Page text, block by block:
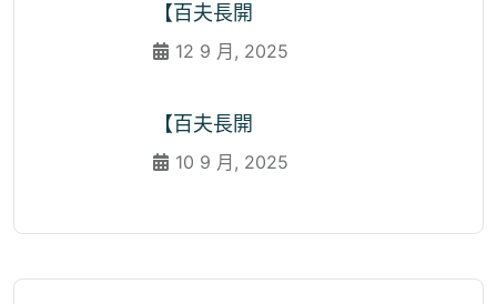
【百夫長開
12 9 月, 2025
【百夫長開
10 9 月, 2025